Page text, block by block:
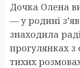
Дочка Олена
— у родині
знаходила
прогулянках з
тихих